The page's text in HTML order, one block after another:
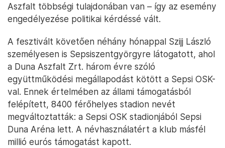
Aszfalt többségi tulajdonában van – így az esemény
engedélyezése politikai kérdéssé vált.
A fesztivált követően néhány hónappal Szijj László
személyesen is Sepsiszentgyörgyre látogatott, ahol
a Duna Aszfalt Zrt. három évre szóló
együttműködési megállapodást kötött a Sepsi OSK-
val. Ennek értelmében az állami támogatásból
felépített, 8400 férőhelyes stadion nevét
megváltoztatták: a Sepsi OSK stadionjából Sepsi
Duna Aréna lett. A névhasználatért a klub másfél
millió eurós támogatást kapott.